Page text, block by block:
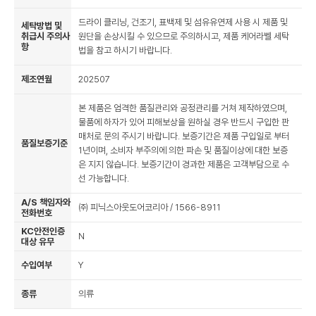
세탁방법 및
취급시 주의사
항
드라이 클리닝, 건조기, 표백제 및 섬유유연제 사용 시 제품 및
원단을 손상시킬 수 있으므로 주의하시고, 제품 케어라벨 세탁
법을 참고 하시기 바랍니다.
제조연월 202507
품질보증기준
본 제품은 엄격한 품질관리와 공정관리를 거쳐 제작하였으며,
물품에 하자가 있어 피해보상을 원하실 경우 반드시 구입한 판
매처로 문의 주시기 바랍니다. 보증기간은 제품 구입일로 부터
1년이며, 소비자 부주의에 의한 파손 및 품질이상에 대한 보증
은 지지 않습니다. 보증기간이 경과한 제품은 고객부담으로 수
선 가능합니다.
A/S 책임자와
전화번호
㈜ 피닉스아웃도어코리아 / 1566-8911
KC안전인증
대상 유무
N
수입여부 Y
종류 의류